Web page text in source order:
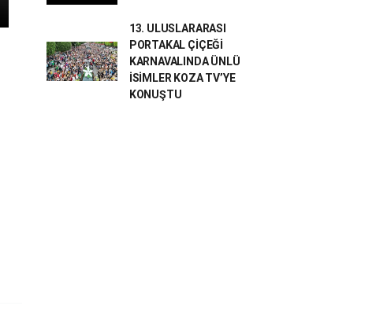
13. ULUSLARARASI
PORTAKAL ÇİÇEĞİ
KARNAVALINDA ÜNLÜ
İSİMLER KOZA TV’YE
KONUŞTU